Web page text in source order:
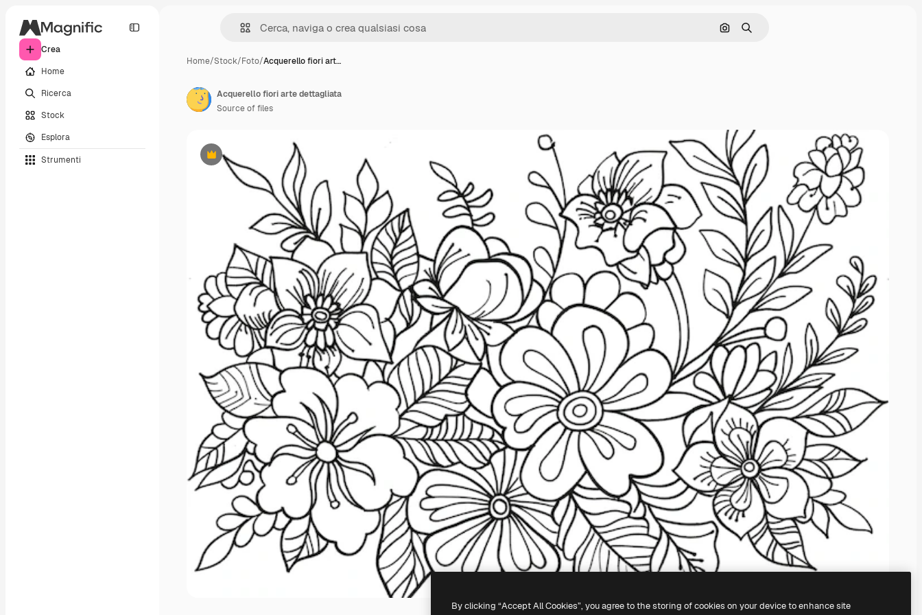
Crea
Home
Ricerca
Stock
Esplora
Strumenti
Cerca per immagine
Ricerca
Home/Stock/Foto/Acquerello fiori art…
Premium
Acquerello fiori arte dettagliata
Source of files
By clicking “Accept All Cookies”, you agree to the storing of cookies on your device to enhance site